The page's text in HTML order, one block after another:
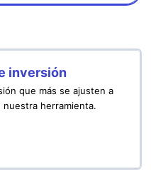
inversión
que más se ajusten a
herramienta.